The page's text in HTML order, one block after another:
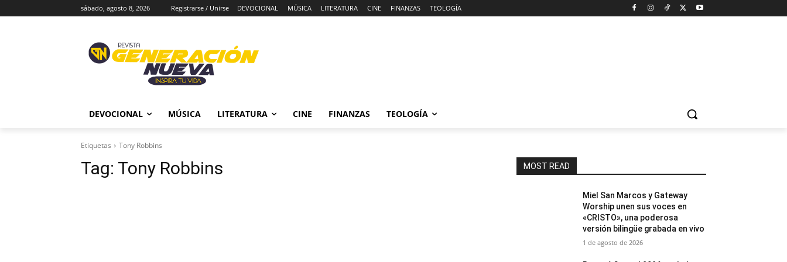
sábado, agosto 8, 2026 Registrarse / Unirse DEVOCIONAL MÚSICA LITERATURA CINE FINANZAS TEOLOGÍA
DEVOCIONAL MÚSICA LITERATURA CINE FINANZAS TEOLOGÍA
Etiquetas Tony Robbins
Tag: Tony Robbins MOST READ
Miel San Marcos y Gateway
Worship unen sus voces en
«CRISTO», una poderosa
versión bilingüe grabada en vivo
1 de agosto de 2026